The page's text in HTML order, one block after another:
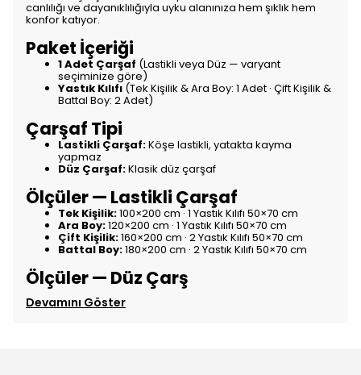
canlılığı ve dayanıklılığıyla uyku alanınıza hem şıklık hem
konfor katıyor.
Paket İçeriği
1 Adet Çarşaf (Lastikli veya Düz — varyant
seçiminize göre)
Yastık Kılıfı (Tek Kişilik & Ara Boy: 1 Adet · Çift Kişilik &
Battal Boy: 2 Adet)
Çarşaf Tipi
Lastikli Çarşaf:Köşe lastikli, yatakta kayma
yapmaz
Düz Çarşaf:Klasik düz çarşaf
Ölçüler — Lastikli Çarşaf
Tek Kişilik:100×200 cm · 1 Yastık Kılıfı 50×70 cm
Ara Boy:120×200 cm · 1 Yastık Kılıfı 50×70 cm
Çift Kişilik:160×200 cm · 2 Yastık Kılıfı 50×70 cm
Battal Boy:180×200 cm · 2 Yastık Kılıfı 50×70 cm
Ölçüler — Düz Çarş
Devamını Göster